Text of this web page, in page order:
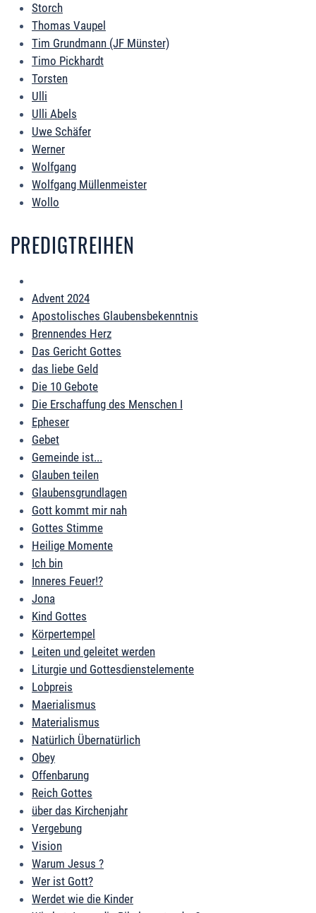
Storch
Thomas Vaupel
Tim Grundmann (JF Münster)
Timo Pickhardt
Torsten
Ulli
Ulli Abels
Uwe Schäfer
Werner
Wolfgang
Wolfgang Müllenmeister
Wollo
PREDIGTREIHEN
Advent 2024
Apostolisches Glaubensbekenntnis
Brennendes Herz
Das Gericht Gottes
das liebe Geld
Die 10 Gebote
Die Erschaffung des Menschen I
Epheser
Gebet
Gemeinde ist...
Glauben teilen
Glaubensgrundlagen
Gott kommt mir nah
Gottes Stimme
Heilige Momente
Ich bin
Inneres Feuer!?
Jona
Kind Gottes
Körpertempel
Leiten und geleitet werden
Liturgie und Gottesdienstelemente
Lobpreis
Maerialismus
Materialismus
Natürlich Übernatürlich
Obey
Offenbarung
Reich Gottes
über das Kirchenjahr
Vergebung
Vision
Warum Jesus ?
Wer ist Gott?
Werdet wie die Kinder